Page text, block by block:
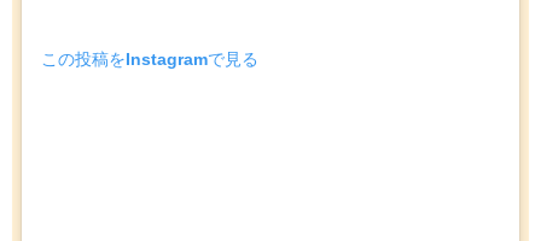
この投稿をInstagramで見る